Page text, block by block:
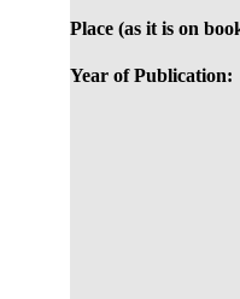
Place (as it is on
Year of Publication: